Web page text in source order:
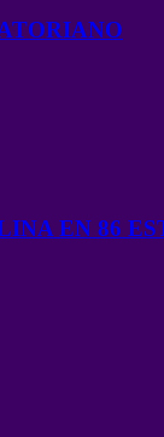
EN 86